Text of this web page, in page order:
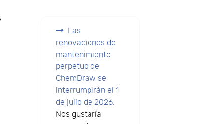
Las
renovaciones de
mantenimiento
perpetuo de
ChemDraw se
interrumpirán el 1
de julio de 2026.
Nos gustaría